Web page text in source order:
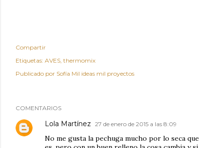
Compartir
Etiquetas: AVES thermomix
Publicado por Sofía Mil ideas mil proyectos
COMENTARIOS
Lola Martínez 27 de enero de 2015 a las 8:09
No me gusta la pechuga mucho por lo seca que